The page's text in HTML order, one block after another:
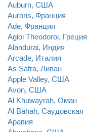
Auburn, США
Aurons, Франция
Ade, Франция
Agioi Theodoroi, Греция
Alandurai, Индия
Arcade, Италия
As Safra, Ливан
Apple Valley, США
Avon, США
Al Khuwayrah, Оман
Al Bahah, Саудовская
Аравия